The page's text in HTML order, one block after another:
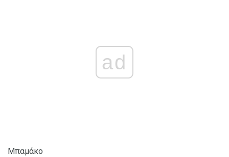
ad
Μπαμάκο